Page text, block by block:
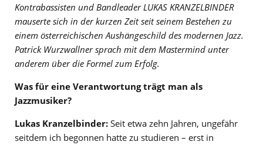
Kontrabassisten und Bandleader LUKAS KRANZELBINDER
mauserte sich in der kurzen Zeit seit seinem Bestehen zu
einem österreichischen Aushängeschild des modernen Jazz.
Patrick Wurzwallner sprach mit dem Mastermind unter
anderem über die Formel zum Erfolg.
Was für eine Verantwortung trägt man als
Jazzmusiker?
Lukas Kranzelbinder: Seit etwa zehn Jahren, ungefähr
seitdem ich begonnen hatte zu studieren – erst in